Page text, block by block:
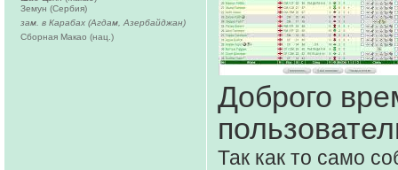
Доброго
Так как то само
Земун (Сербия)
зам. в Карабах (Агдам, Азербайджан)
Сборная Макао (нац.)